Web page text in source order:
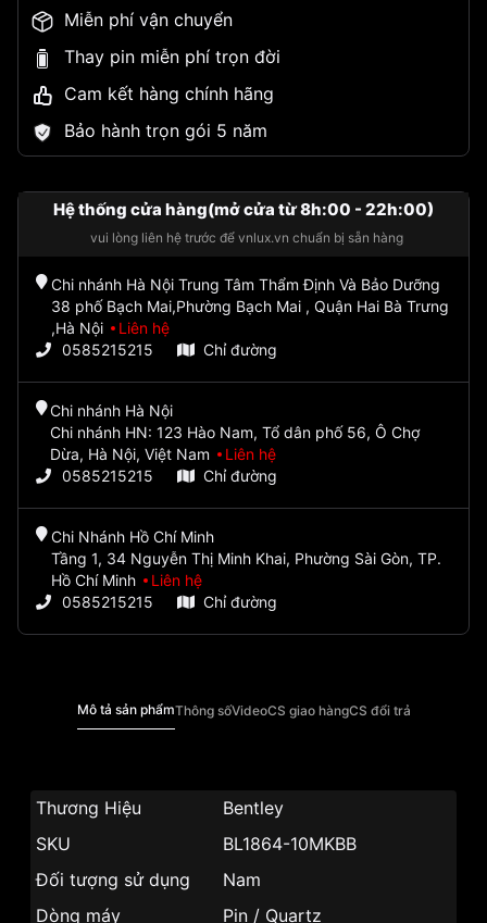
Miễn phí vận chuyển
Thay pin miễn phí trọn đời
Cam kết hàng chính hãng
Bảo hành trọn gói 5 năm
Hệ thống cửa hàng(mở cửa từ 8h:00 - 22h:00)
vui lòng liên hệ trước để vnlux.vn chuẩn bị sẵn hàng
Chi nhánh Hà Nội Trung Tâm Thẩm Định Và Bảo Dưỡng
38 phố Bạch Mai,Phường Bạch Mai , Quận Hai Bà Trưng
,Hà Nội
Liên hệ
0585215215
Chỉ đường
Chi nhánh Hà Nội
Chi nhánh HN: 123 Hào Nam, Tổ dân phố 56, Ô Chợ
Dừa, Hà Nội, Việt Nam
Liên hệ
0585215215
Chỉ đường
Chi Nhánh Hồ Chí Minh
Tầng 1, 34 Nguyễn Thị Minh Khai, Phường Sài Gòn, TP.
Hồ Chí Minh
Liên hệ
0585215215
Chỉ đường
Mô tả sản phẩmThông sốVideoCS giao hàngCS đổi trả
Thương Hiệu
Bentley
SKU
BL1864-10MKBB
Đối tượng sử dụng
Nam
Dòng máy
Pin / Quartz